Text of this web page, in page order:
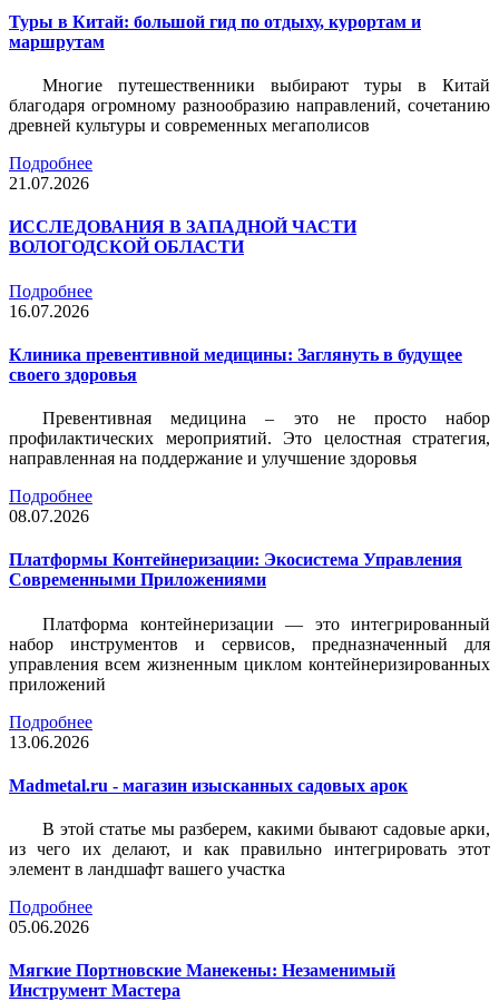
Туры в Китай: большой гид по отдыху, курортам и
маршрутам
Многие путешественники выбирают туры в Китай
благодаря огромному разнообразию направлений, сочетанию
древней культуры и современных мегаполисов
Подробнее
21.07.2026
ИССЛЕДОВАНИЯ В ЗАПАДНОЙ ЧАСТИ
ВОЛОГОДСКОЙ ОБЛАСТИ
Подробнее
16.07.2026
Клиника превентивной медицины: Заглянуть в будущее
своего здоровья
Превентивная медицина – это не просто набор
профилактических мероприятий. Это целостная стратегия,
направленная на поддержание и улучшение здоровья
Подробнее
08.07.2026
Платформы Контейнеризации: Экосистема Управления
Современными Приложениями
Платформа контейнеризации — это интегрированный
набор инструментов и сервисов, предназначенный для
управления всем жизненным циклом контейнеризированных
приложений
Подробнее
13.06.2026
Madmetal.ru - магазин изысканных садовых арок
В этой статье мы разберем, какими бывают садовые арки,
из чего их делают, и как правильно интегрировать этот
элемент в ландшафт вашего участка
Подробнее
05.06.2026
Мягкие Портновские Манекены: Незаменимый
Инструмент Мастера